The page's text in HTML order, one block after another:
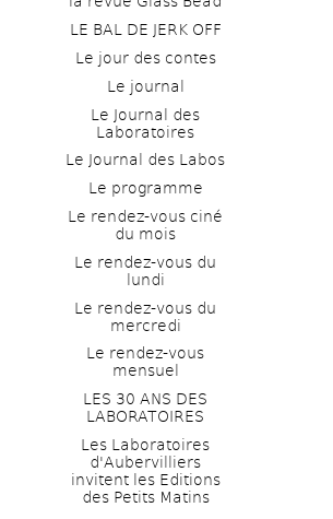
LE BAL DE JERK OFF
Le jour des contes
Le journal
Le Journal des
Laboratoires
Le Journal des Labos
Le programme
Le rendez-vous ciné
du mois
Le rendez-vous du
lundi
Le rendez-vous du
mercredi
Le rendez-vous
mensuel
LES 30 ANS DES
LABORATOIRES
Les Laboratoires
d'Aubervilliers
invitent les Editions
des Petits Matins